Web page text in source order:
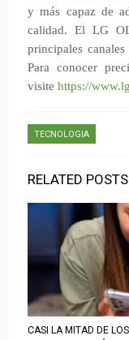
y más capaz de
calidad. El LG
principales
Para conocer
visite https://
TECNOLOGIA
RELATED POSTS
CASI LA MITAD DE